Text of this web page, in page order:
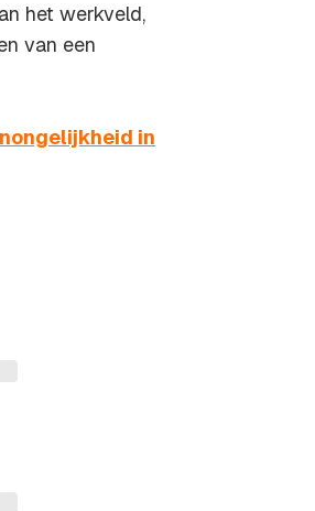
het werkveld,
van een
in